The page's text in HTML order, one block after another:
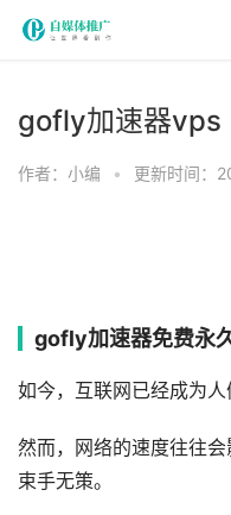
gofly加速器vps
作者：小编 • 更新时间：
gofly加速器免费永
如今，互联网已经成为人
然而，网络的速度往往
束手无策。